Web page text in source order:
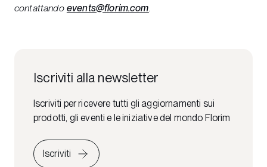
contattando events@florim.com.
Iscriviti alla newsletter
Iscriviti per ricevere tutti gli aggiornamenti sui
prodotti, gli eventi e le iniziative del mondo Florim
Iscriviti